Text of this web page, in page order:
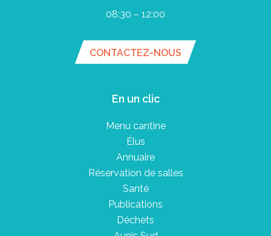
08:30 – 12:00
CONTACTEZ-NOUS
En un clic
Menu cantine
Élus
Annuaire
Réservation de salles
Santé
Publications
Déchets